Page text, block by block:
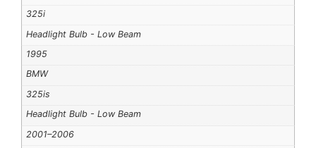
325i
Headlight Bulb - Low Beam
1995
BMW
325is
Headlight Bulb - Low Beam
2001–2006